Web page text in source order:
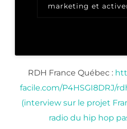
marketing et
RDH France Québec :
facile.com/P4HSGI8DRJ/
(interview sur le projet
radio du hip hop